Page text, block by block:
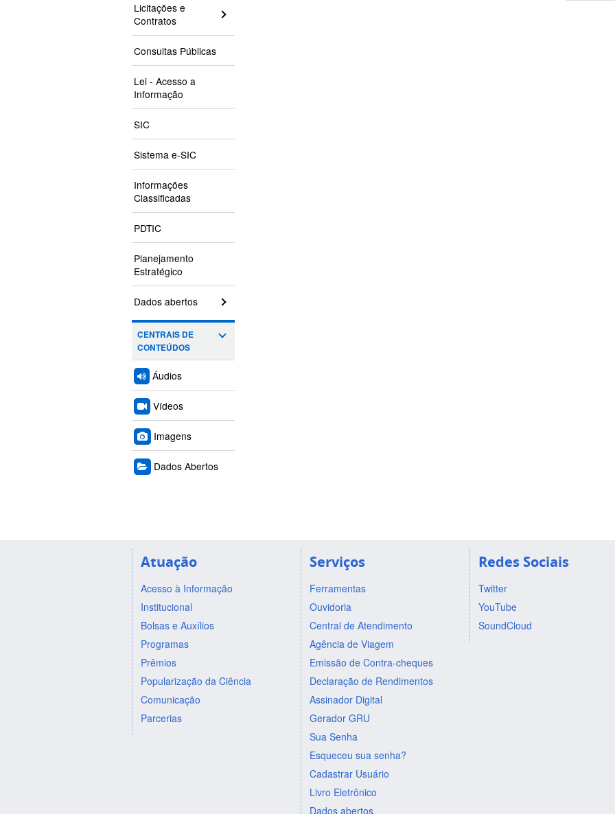
Licitações e
Contratos
Consultas Públicas
Lei - Acesso a
Informação
SIC
Sistema e-SIC
Informações
Classificadas
PDTIC
Planejamento
Estratégico
Dados abertos
CENTRAIS DE
CONTEÚDOS
Áudios
Vídeos
Imagens
Dados Abertos
Atuação
Acesso à Informação
Institucional
Bolsas e Auxílios
Programas
Prêmios
Popularização da Ciência
Comunicação
Parcerias
Serviços
Ferramentas
Ouvidoria
Central de Atendimento
Agência de Viagem
Emissão de Contra-cheques
Declaração de Rendimentos
Assinador Digital
Gerador GRU
Sua Senha
Esqueceu sua senha?
Cadastrar Usuário
Livro Eletrônico
Dados abertos
Redes Sociais
Twitter
YouTube
SoundCloud